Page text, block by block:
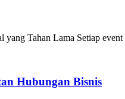
Tahan Lama Setiap
Hubungan Bisnis